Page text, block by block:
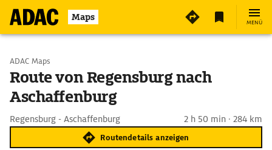
Maps MENÜ
Start wählen
Ziel eingeben
ADAC Maps
Route von Regensburg nach
Aschaffenburg
Regensburg - Aschaffenburg 2 h 50 min · 284 km
Routendetails anzeigen